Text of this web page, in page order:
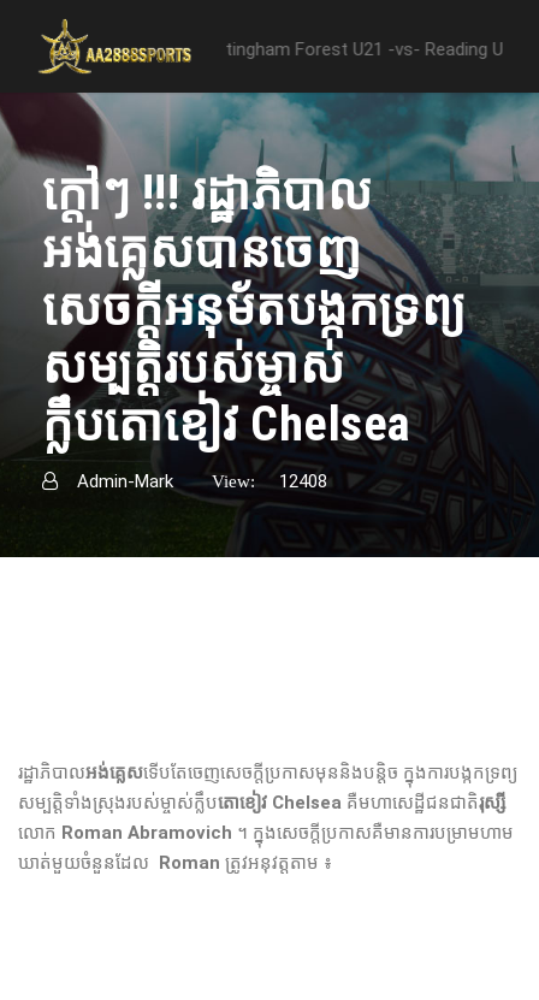
match between "Nottingham Forest U21 -vs- Reading U21"
ក្តៅៗ !!!​ រដ្ឋាភិបាល
អង់គ្លេសបានចេញ
សេចក្តីអនុម័តបង្កកទ្រព្យ
សម្បត្តិរបស់ម្ចាស់
ក្លឹបតោខៀវ Chelsea
Admin-Mark View: 12408
រដ្ឋាភិបាលអង់គ្លេសទើបតែចេញសេចក្តីប្រកាសមុននិងបន្តិច ក្នុងការបង្កកទ្រព្យ
សម្បត្តិទាំងស្រុងរបស់ម្ចាស់ក្លឹបតោខៀវ Chelsea គឺមហាសេដ្ឋីជនជាតិរុស្សី
លោក Roman Abramovich ។ ក្នុងសេចក្តីប្រកាសគឺមានការបម្រាមហាម
ឃាត់មួយចំនួនដែល Roman ត្រូវអនុវត្តតាម ៖​